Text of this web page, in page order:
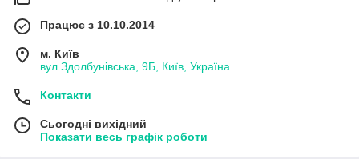
Працює з 10.10.2014
м. Київ
вул.Здолбунівська, 9Б, Київ, Україна
Контакти
Сьогодні вихідний
Показати весь графік роботи